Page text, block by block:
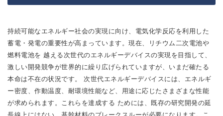
持続可能なエネルギー社会の実現に向け、電気化学反応を利用した
蓄電・発電の重要性が高まっています。現在、リチウム二次電池や
燃料電池を 越える次世代のエネルギーデバイスの実現を目指して、
激しい開発競争が世界的に繰り広げられていますが、いまだ確たる
本命は不在の状況です。 次世代エネルギーデバイスには、エネルギ
ー密度、作動温度、耐環境性能など、用途に応じたさまざまな性能
が求められます。これらを達成する ためには、既存の研究開発の延
長線上にはない、基幹材料のブレークスルーが必要になります。こ